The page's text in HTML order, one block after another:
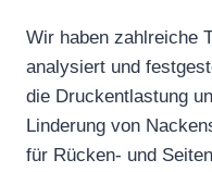
Wir haben zahlreiche
analysiert und
die Druckentlastung
Linderung von
für Rücken- und